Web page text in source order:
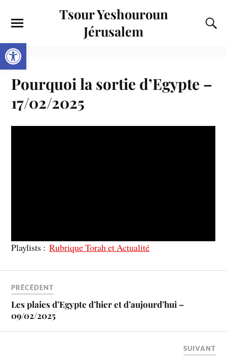
Ouvrir la barre d’outils
Tsour Yeshouroun
Jérusalem
Pourquoi la sortie d’Egypte –
17/02/2025
Playlists : Rubrique Torah et Actualité
PRÉCÉDENT
Les plaies d’Egypte d’hier et d’aujourd’hui –
09/02/2025
SUIVANT